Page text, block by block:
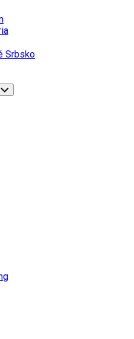
Srbsko
Toggle
Child